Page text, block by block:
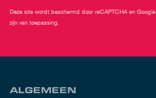
Deze site wordt beschermd door reCAPTCHA en Google
zijn van toepassing.
ALGEMEEN